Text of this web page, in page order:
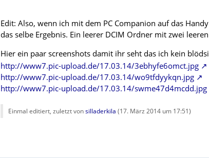
Edit: Also, wenn ich mit dem PC Companion auf das
das selbe Ergebnis. Ein leerer DCIM Ordner mit zwei
Hier ein paar screenshots damit ihr seht das ich kein
http://www7.pic-upload.de/17.03.14/3ebhyfe6omct.jpg
http://www7.pic-upload.de/17.03.14/wo9tfdyykqn.jpg
http://www7.pic-upload.de/17.03.14/swme47d4mcdd.jpg
Einmal editiert, zuletzt vonsilladerkila (17. März 2014 um 17:51)